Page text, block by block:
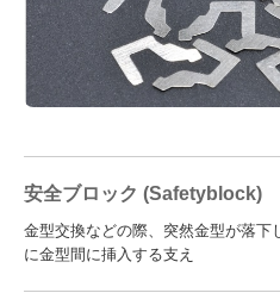
社内風景
社内制度・福利厚生
安全ブロック (Safetyblock)
金型交換などの際、突然金型が落下
に金型間に挿入する支え